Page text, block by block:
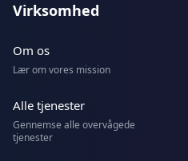
Virksomhed
Om os
Lær om vores mission
Alle tjenester
Gennemse alle overvågede
tjenester